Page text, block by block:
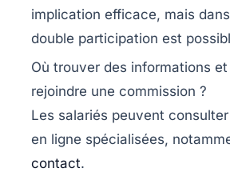
implication efficace, mais
double participation est
Où trouver des informations
rejoindre une commission ?
Les salariés peuvent
en ligne spécialisées,
contact.